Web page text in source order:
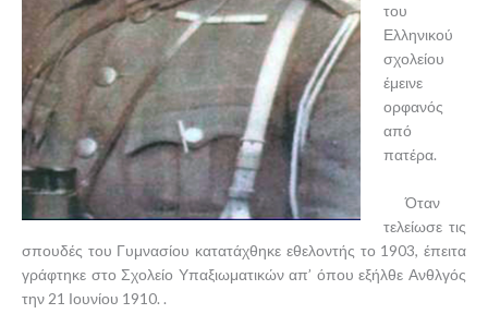
του
Ελληνικού
σχολείου
έμεινε
ορφανός
από
πατέρα.
Όταν
τελείωσε τις
σπουδές του Γυμνασίου κατατάχθηκε εθελοντής το 1903, έπειτα
γράφτηκε στο Σχολείο Υπαξιωματικών απ’ όπου εξήλθε Ανθλγός
την 21 Ιουνίου 1910. .